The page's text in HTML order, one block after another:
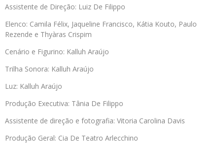
Assistente de Direção: Luiz De Filippo
Elenco: Camila Félix, Jaqueline Francisco, Kátia Kouto, Paulo
Rezende e Thyàras Crispim
Cenário e Figurino: Kalluh Araújo
Trilha Sonora: Kalluh Araújo
Luz: Kalluh Araújo
Produção Executiva: Tânia De Filippo
Assistente de direção e fotografia: Vitoria Carolina Davis
Produção Geral: Cia De Teatro Arlecchino